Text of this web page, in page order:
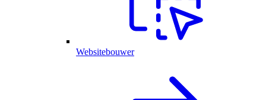
Websitebouwer